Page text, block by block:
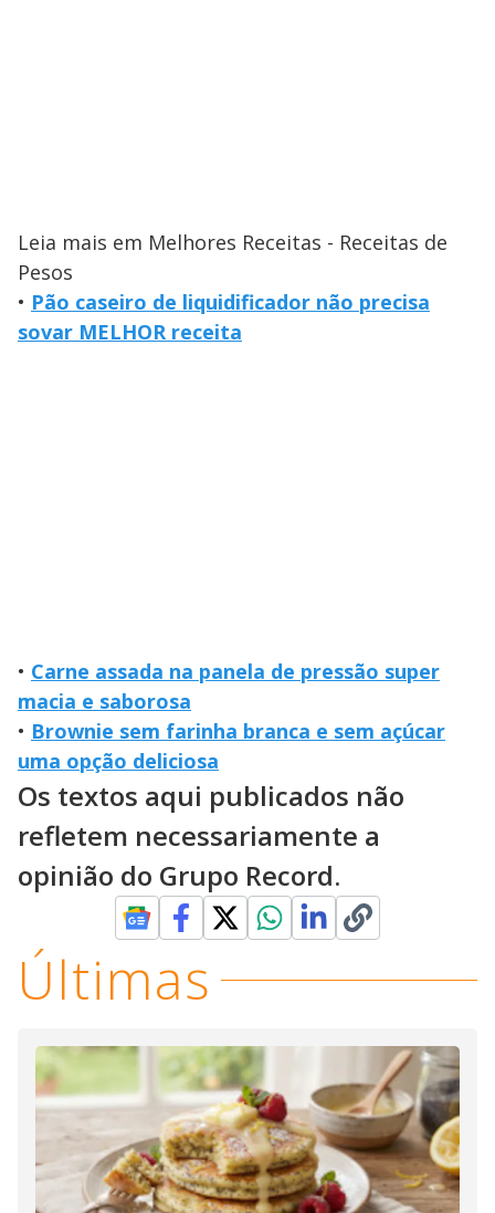
Leia mais em Melhores Receitas - Receitas de
Pesos
• Pão caseiro de liquidificador não precisa
sovar MELHOR receita
• Carne assada na panela de pressão super
macia e saborosa
• Brownie sem farinha branca e sem açúcar
uma opção deliciosa
Os textos aqui publicados não
refletem necessariamente a
opinião do Grupo Record.
Últimas